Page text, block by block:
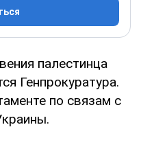
палестинца
Генпрокуратура.
по связам с